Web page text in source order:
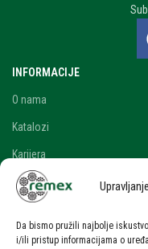
Da bismo pružili najbolje
i/ili pristup informacijama o
INFORMACIJE
O nama
Katalozi
Karijera
Blog i novosti
RAČUN